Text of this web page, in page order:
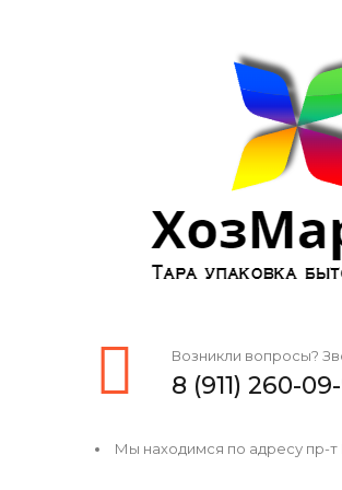
Возникли вопросы?
8 (911) 260-
Мы находимся по адресу пр-т